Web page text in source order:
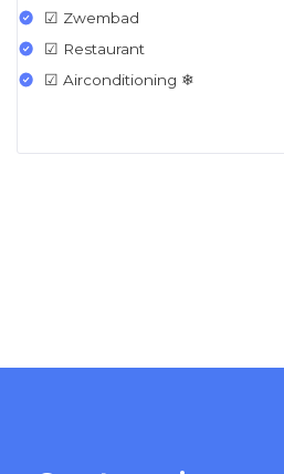
☑ Zwembad
☑ Restaurant
☑ Airconditioning ❄